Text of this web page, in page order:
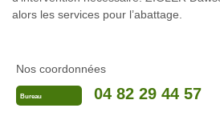
alors les services pour l’abattage.
Nos coordonnées
Bureau 04 82 29 44 57